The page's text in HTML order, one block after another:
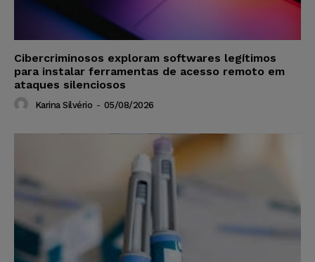
Cibercriminosos exploram softwares legítimos
para instalar ferramentas de acesso remoto em
ataques silenciosos
Karina Silvério - 05/08/2026